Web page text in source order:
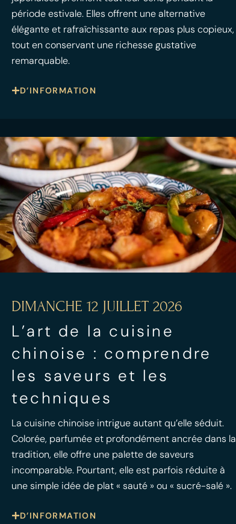
période estivale. Elles offrent une alternative
élégante et rafraîchissante aux repas plus copieux,
tout en conservant une richesse gustative
remarquable.
D’INFORMATION
DIMANCHE 12 JUILLET 2026
L’art de la cuisine
chinoise : comprendre
les saveurs et les
techniques
La cuisine chinoise intrigue autant qu’elle séduit.
Colorée, parfumée et profondément ancrée dans la
tradition, elle offre une palette de saveurs
incomparable. Pourtant, elle est parfois réduite à
une simple idée de plat « sauté » ou « sucré-salé ».
D’INFORMATION